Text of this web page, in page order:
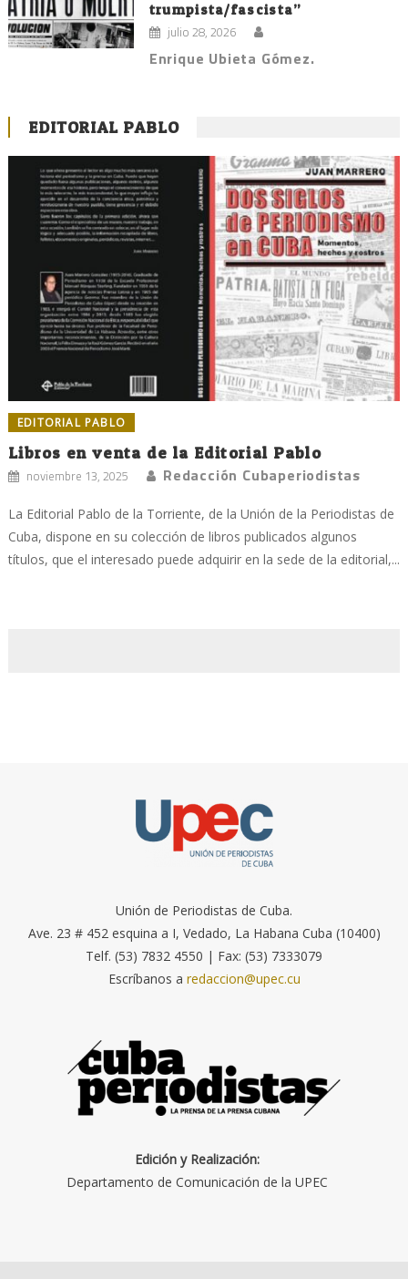
trumpista/fascista”
julio 28, 2026
Enrique Ubieta Gómez.
EDITORIAL PABLO
EDITORIAL PABLO
Libros en venta de la Editorial Pablo
noviembre 13, 2025 Redacción Cubaperiodistas
La Editorial Pablo de la Torriente, de la Unión de la Periodistas de
Cuba, dispone en su colección de libros publicados algunos
títulos, que el interesado puede adquirir en la sede de la editorial,...
Unión de Periodistas de Cuba.
Ave. 23 # 452 esquina a I, Vedado, La Habana Cuba (10400)
Telf. (53) 7832 4550 | Fax: (53) 7333079
Escríbanos a redaccion@upec.cu
Edición y Realización:
Departamento de Comunicación de la UPEC